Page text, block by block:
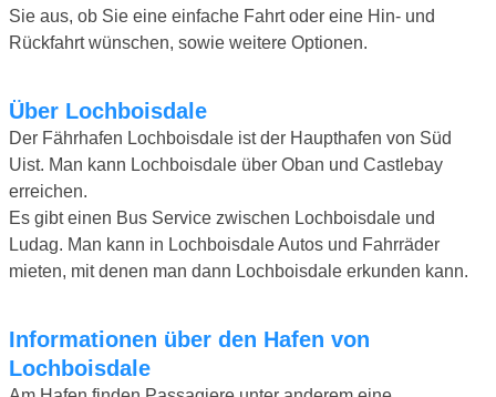
Sie aus, ob Sie eine einfache Fahrt oder eine Hin- und
Rückfahrt wünschen, sowie weitere Optionen.
Über Lochboisdale
Der Fährhafen Lochboisdale ist der Haupthafen von Süd
Uist. Man kann Lochboisdale über Oban und Castlebay
erreichen.
Es gibt einen Bus Service zwischen Lochboisdale und
Ludag. Man kann in Lochboisdale Autos und Fahrräder
mieten, mit denen man dann Lochboisdale erkunden kann.
Informationen über den Hafen von
Lochboisdale